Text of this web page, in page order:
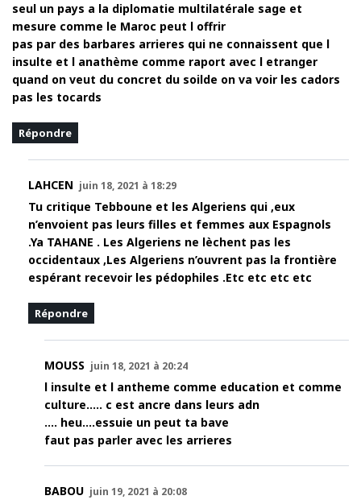
seul un pays a la diplomatie multilatérale sage et
mesure comme le Maroc peut l offrir
pas par des barbares arrieres qui ne connaissent que l
insulte et l anathème comme raport avec l etranger
quand on veut du concret du soilde on va voir les cadors
pas les tocards
Répondre
LAHCEN juin 18, 2021 à 18:29
Tu critique Tebboune et les Algeriens qui ,eux
n’envoient pas leurs filles et femmes aux Espagnols
.Ya TAHANE . Les Algeriens ne lèchent pas les
occidentaux ,Les Algeriens n’ouvrent pas la frontière
espérant recevoir les pédophiles .Etc etc etc etc
Répondre
MOUSS juin 18, 2021 à 20:24
l insulte et l antheme comme education et comme
culture….. c est ancre dans leurs adn
…. heu….essuie un peut ta bave
faut pas parler avec les arrieres
BABOU juin 19, 2021 à 20:08